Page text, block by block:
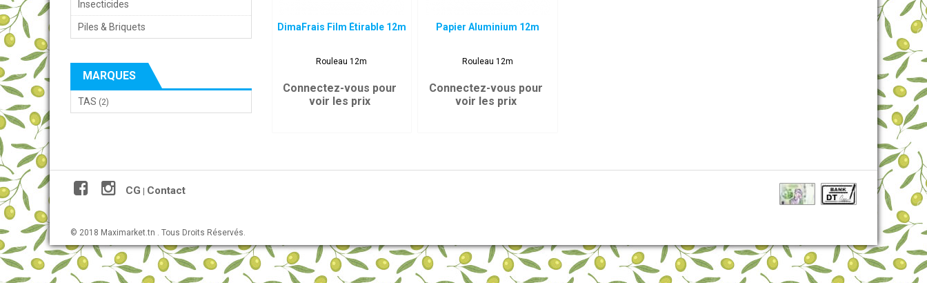
Insecticides
Piles & Briquets
MARQUES
TAS (2)
DimaFrais Film Étirable 12m
Rouleau 12m
Connectez-vous pour
voir les prix
Papier Aluminium 12m
Rouleau 12m
Connectez-vous pour
voir les prix
CG Contact
© 2018 Maximarket.tn . Tous Droits Réservés.